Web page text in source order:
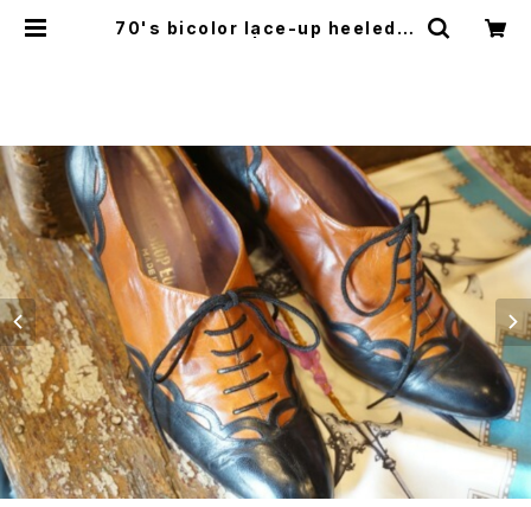
70's bicolor lace-up heeled S